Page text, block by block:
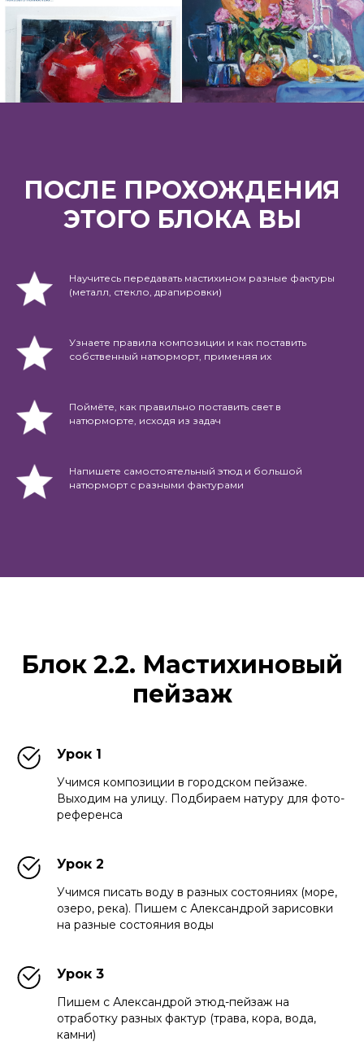
ПОСЛЕ ПРОХОЖДЕНИЯ
ЭТОГО БЛОКА ВЫ
Научитесь передавать мастихином разные фактуры
(металл, стекло, драпировки)
Узнаете правила композиции и как поставить
собственный натюрморт, применяя их
Поймёте, как правильно поставить свет в
натюрморте, исходя из задач
Напишете самостоятельный этюд и большой
натюрморт с разными фактурами
Блок 2.2. Мастихиновый
пейзаж
Урок 1
Учимся композиции в городском пейзаже.
Выходим на улицу. Подбираем натуру для фото-
референса
Урок 2
Учимся писать воду в разных состояниях (море,
озеро, река). Пишем с Александрой зарисовки
на разные состояния воды
Урок 3
Пишем с Александрой этюд-пейзаж на
отработку разных фактур (трава, кора, вода,
камни)